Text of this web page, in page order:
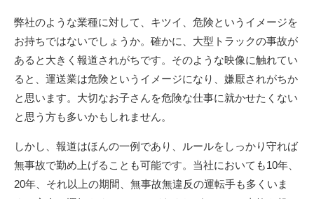
弊社のような業種に対して、キツイ、危険というイメージを
お持ちではないでしょうか。確かに、大型トラックの事故が
あると大きく報道されがちです。そのような映像に触れてい
ると、運送業は危険というイメージになり、嫌厭されがちか
と思います。大切なお子さんを危険な仕事に就かせたくない
と思う方も多いかもしれません。
しかし、報道はほんの一例であり、ルールをしっかり守れば
無事故で勤め上げることも可能です。当社においても10年、
20年、それ以上の期間、無事故無違反の運転手も多くいま